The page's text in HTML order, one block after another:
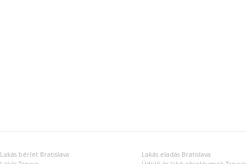
Lakás bérlet Bratislava Lakás eladás Bratislava